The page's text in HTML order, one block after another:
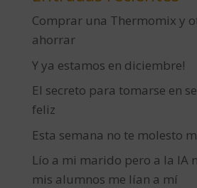
Comprar una Thermomix y
ahorrar
Y ya estamos en diciembre!
El secreto para tomarse en
feliz
Esta semana no te molesto
Lío a mi marido pero a la IA
mis alumnos me lían a mí